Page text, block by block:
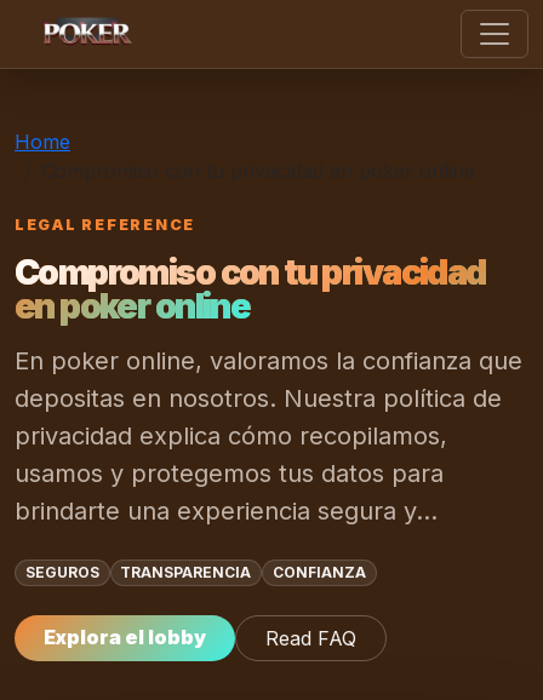
poker online
Home
LEGAL REFERENCE
Compromiso con tu privacidad
en poker online
En poker online, valoramos la confianza que
depositas en nosotros. Nuestra política de
privacidad explica cómo recopilamos,
usamos y protegemos tus datos para
brindarte una experiencia segura y...
SEGUROS TRANSPARENCIA CONFIANZA
Explora el lobby Read FAQ